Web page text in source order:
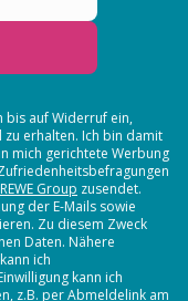
bis auf Widerruf ein,
zu erhalten. Ich bin damit
mich gerichtete Werbung
Group zusendet.
der E-Mails sowie
Zu diesem Zweck
Daten. Nähere
ich
kann ich
z.B. per Abmeldelink am